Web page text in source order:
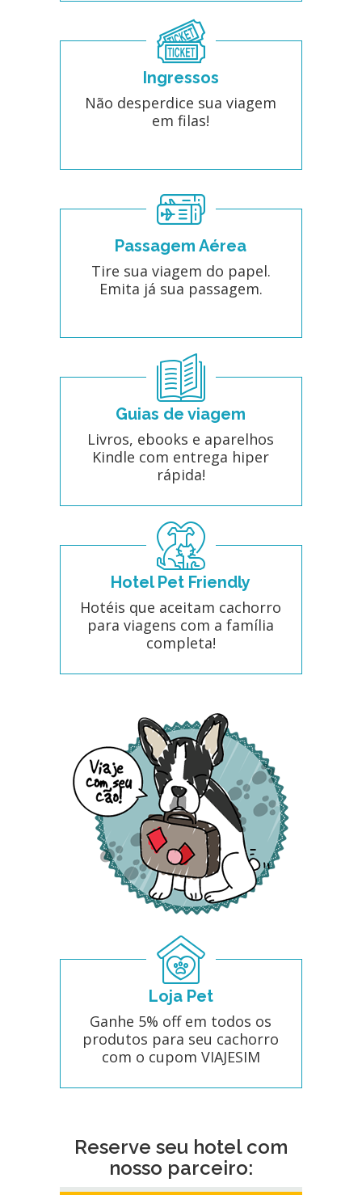
Ingressos
Não desperdice sua viagem
em filas!
Passagem Aérea
Tire sua viagem do papel.
Emita já sua passagem.
Guias de viagem
Livros, ebooks e aparelhos
Kindle com entrega hiper
rápida!
Hotel Pet Friendly
Hotéis que aceitam cachorro
para viagens com a família
completa!
Loja Pet
Ganhe 5% off em todos os
produtos para seu cachorro
com o cupom VIAJESIM
Reserve seu hotel com
nosso parceiro: